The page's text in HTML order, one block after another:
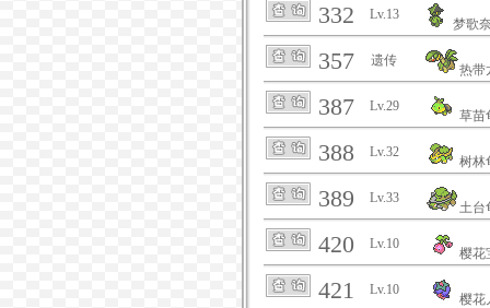
332 Lv.13
梦歌
357 遗传
热带
387 Lv.29
草苗
388 Lv.32
树林
389 Lv.33
土台
420 Lv.10
樱花
421 Lv.10
樱花